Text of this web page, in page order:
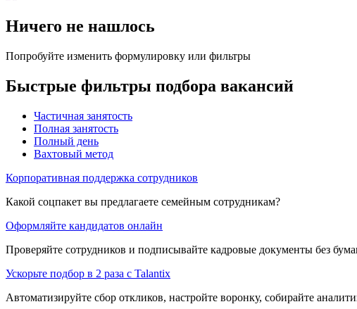
Ничего не нашлось
Попробуйте изменить формулировку или фильтры
Быстрые фильтры подбора вакансий
Частичная занятость
Полная занятость
Полный день
Вахтовый метод
Корпоративная поддержка сотрудников
Какой соцпакет вы предлагаете семейным сотрудникам?
Оформляйте кандидатов онлайн
Проверяйте сотрудников и подписывайте кадровые документы без
Ускорьте подбор в 2 раза с Talantix
Автоматизируйте сбор откликов, настройте воронку, собирайте